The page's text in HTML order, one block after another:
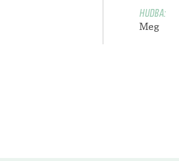
HUDBA:
Meg